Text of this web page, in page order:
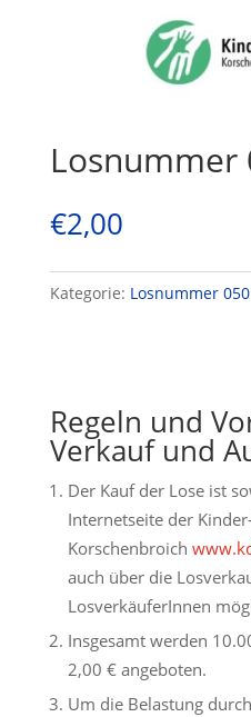
Losnummer
€2,00
Kategorie: Losnummer
Regeln und
Verkauf und
Der Kauf der Lose ist
Internetseite der
Korschenbroich
auch über die
LosverkäuferInnen
Insgesamt werden
2,00 € angeboten.
Um die Belastung